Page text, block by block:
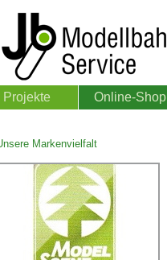
Projekte Online-Shop
Markenvielfalt